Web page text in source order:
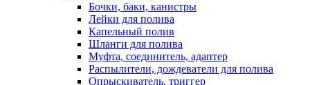
Бочки, баки, канистры
Лейки для полива
Капельный полив
Шланги для полива
Муфта, соединитель, адаптер
Распылители, дождеватели для полива
Опрыскиватель, триггер